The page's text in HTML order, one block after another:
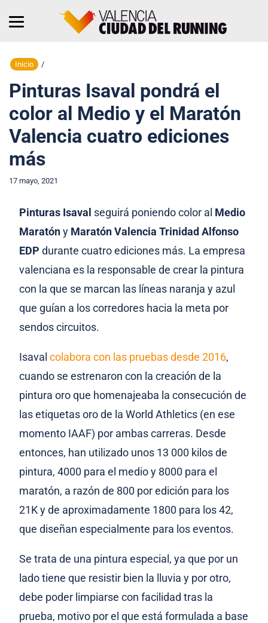
Inicio /
Pinturas Isaval pondrá el
color al Medio y el Maratón
Valencia cuatro ediciones
más
17 mayo, 2021
Pinturas Isaval seguirá poniendo color al Medio
Maratóny Maratón Valencia Trinidad Alfonso
EDP durante cuatro ediciones más. La empresa
valenciana es la responsable de crear la pintura
con la que se marcan las líneas naranja y azul
que guían a los corredores hacia la meta por
sendos circuitos.
Isavalcolabora con las pruebas desde 2016,
cuando se estrenaron con la creación de la
pintura oro que homenajeaba la consecución de
las etiquetas oro de la World Athletics (en ese
momento IAAF) por ambas carreras. Desde
entonces, han utilizado unos 13 000 kilos de
pintura, 4000 para el medio y 8000 para el
maratón, a razón de 800 por edición para los
21K y de aproximadamente 1800 para los 42,
que diseñan especialmente para los eventos.
Se trata de una pintura especial, ya que por un
lado tiene que resistir bien la lluvia y por otro,
debe poder limpiarse con facilidad tras la
prueba, motivo por el que está formulada a base